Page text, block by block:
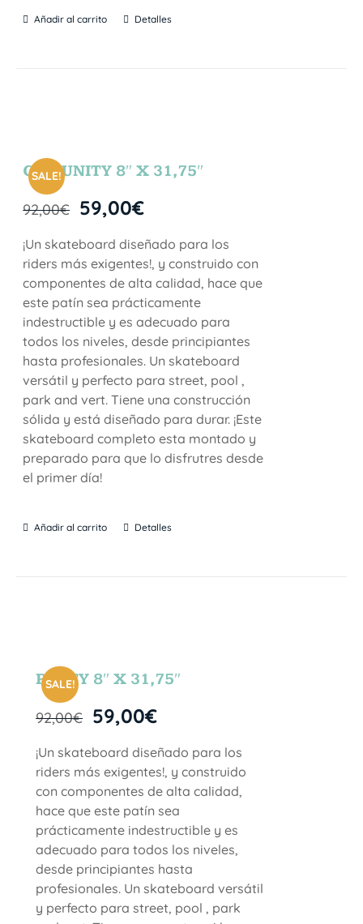
Añadir al carrito Detalles
SALE!
COMUNITY 8″ X 31,75″
92,00€ 59,00€
¡Un skateboard diseñado para los
riders más exigentes!, y construido con
componentes de alta calidad, hace que
este patín sea prácticamente
indestructible y es adecuado para
todos los niveles, desde principiantes
hasta profesionales. Un skateboard
versátil y perfecto para street, pool ,
park and vert. Tiene una construcción
sólida y está diseñado para durar. ¡Este
skateboard completo esta montado y
preparado para que lo disfrutres desde
el primer día!
Añadir al carrito Detalles
SALE!
PARTY 8″ X 31,75″
92,00€ 59,00€
¡Un skateboard diseñado para los
riders más exigentes!, y construido
con componentes de alta calidad,
hace que este patín sea
prácticamente indestructible y es
adecuado para todos los niveles,
desde principiantes hasta
profesionales. Un skateboard versátil
y perfecto para street, pool , park